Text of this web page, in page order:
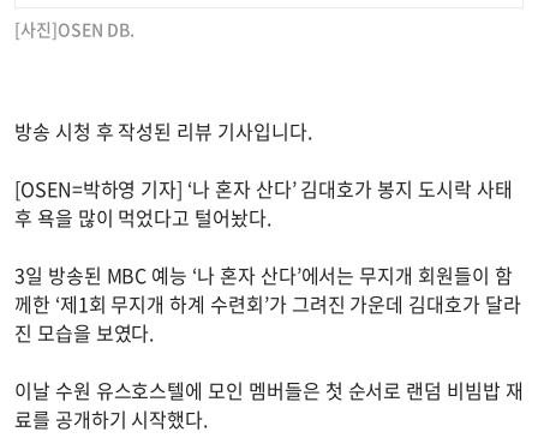
[사진]OSEN DB.
방송 시청 후 작성된 리뷰 기사입니다.
[OSEN=박하영 기자] ‘나 혼자 산다’ 김대호가 봉지 도시락 사태
후 욕을 많이 먹었다고 털어놨다.
3일 방송된 MBC 예능 ‘나 혼자 산다’에서는 무지개 회원들이 함
께한 ‘제1회 무지개 하계 수련회’가 그려진 가운데 김대호가 달라
진 모습을 보였다.
이날 수원 유스호스텔에 모인 멤버들은 첫 순서로 랜덤 비빔밥 재
료를 공개하기 시작했다.